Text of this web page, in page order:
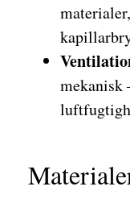
mekanisk